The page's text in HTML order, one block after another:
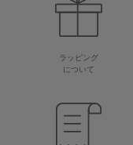
ラッピング
について